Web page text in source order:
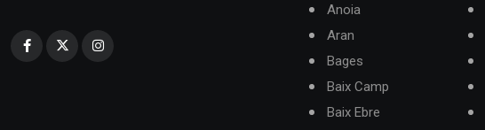
Anoia
Aran
Bages
Baix Camp
Baix Ebre